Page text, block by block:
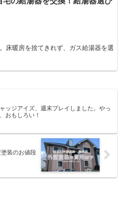
床暖房を捨てきれず、ガス給湯器を選
ッジアイズ、週末プレイしました。やっ
おもしろい！
装のお値段